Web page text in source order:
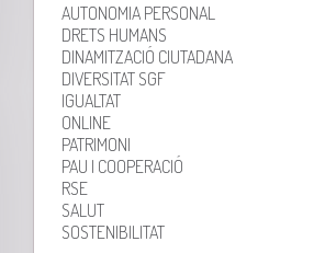
AUTONOMIA PERSONAL
DRETS HUMANS
DINAMITZACIÓ CIUTADANA
DIVERSITAT SGF
IGUALTAT
ONLINE
PATRIMONI
PAU I COOPERACIÓ
RSE
SALUT
SOSTENIBILITAT